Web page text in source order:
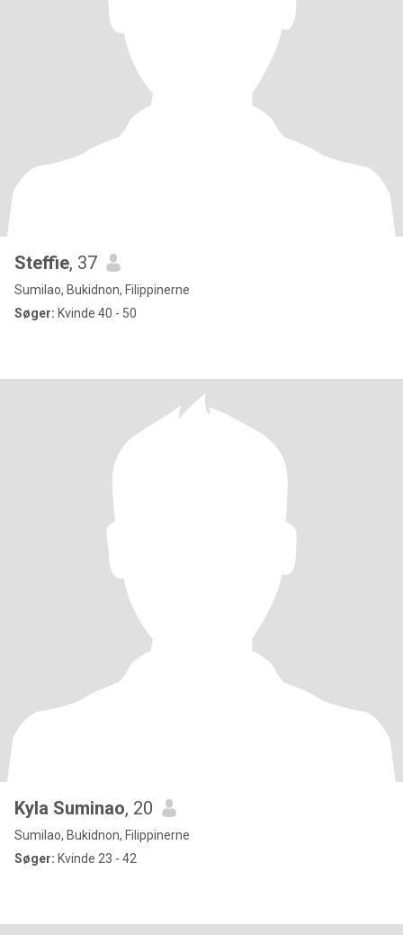
Steffie, 37
Sumilao, Bukidnon, Filippinerne
Søger: Kvinde 40 - 50
Kyla Suminao, 20
Sumilao, Bukidnon, Filippinerne
Søger: Kvinde 23 - 42